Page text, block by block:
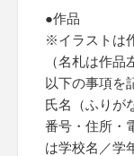
●作品
※イラストは
（名札は作品
以下の事項を
氏名（ふりが
番号・住所・
は学校名／学